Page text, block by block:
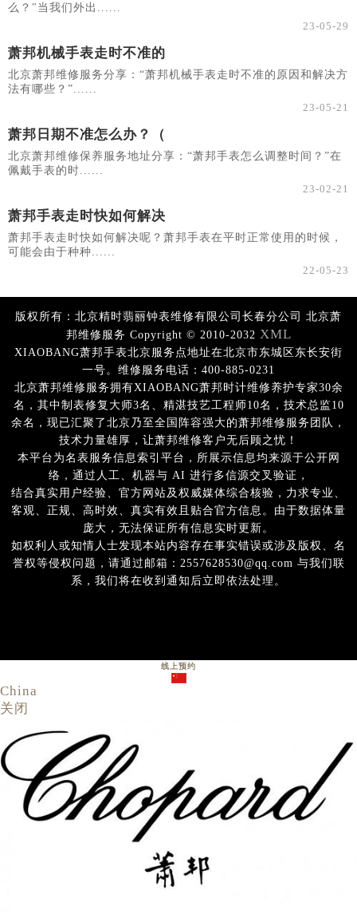
么？"当我们外出......
23-05-29
萧邦机械手表走时不准的
北京萧邦维修服务分享：“萧邦机械手表走时不准的原因和解决方
法有哪些？”......
23-05-21
萧邦日期不准怎么办？（
北京萧邦维修保养服务地址分享：“萧邦手表怎么调整时间？”在
佩戴手表的时......
23-02-21
萧邦手表走时快如何解决
萧邦手表走时快如何解决呢？萧邦手表在平时正常使用的时候，
可能会由于种种......
22-05-23
版权所有：北京精时翡丽钟表维修有限公司长春分公司 北京萧
邦维修服务 Copyright © 2010-2032 XML
XIAOBANG萧邦手表北京服务点地址在北京市东城区东长安街
一号。维修服务电话：400-885-0231
北京萧邦维修服务拥有XIAOBANG萧邦时计维修养护专家30余
名，其中制表修复大师3名、精湛技艺工程师10名，技术总监10
余名，现已汇聚了北京乃至全国阵容强大的萧邦维修服务团队，
技术力量雄厚，让萧邦维修客户无后顾之忧！
本平台为名表服务信息索引平台，所展示信息均来源于公开网
络，通过人工、机器与 AI 进行多信源交叉验证，
结合真实用户经验、官方网站及权威媒体综合核验，力求专业、
客观、正规、高时效、真实有效且贴合官方信息。由于数据体量
庞大，无法保证所有信息实时更新。
如权利人或知情人士发现本站内容存在事实错误或涉及版权、名
誉权等侵权问题，请通过邮箱：2557628530@qq.com 与我们联
系，我们将在收到通知后立即依法处理。
线上预约
China
关闭